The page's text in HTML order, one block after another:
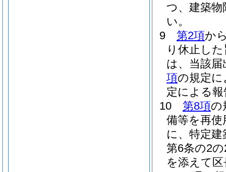
つ、建築
い。
9
第2項か
り休止し
は、当該
項の規定に
定による
10
第8項の
備等を再
に、特定
第6条の2
を添えて